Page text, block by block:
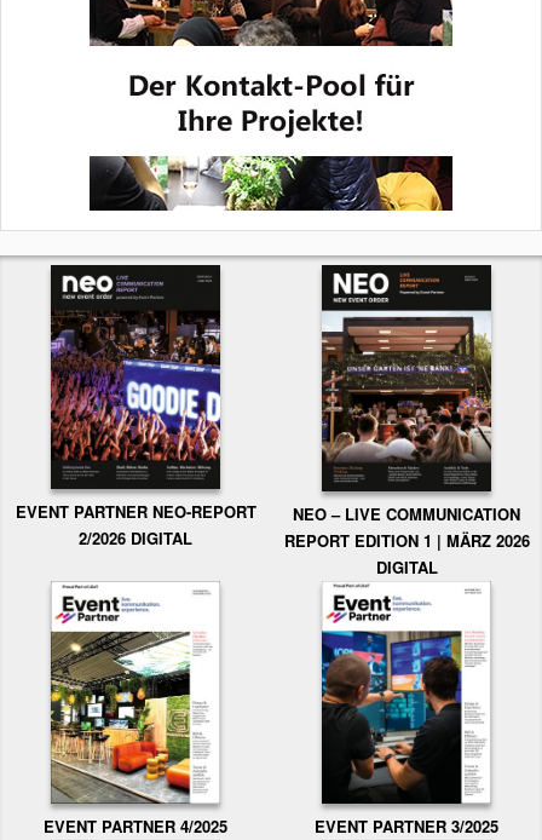
EVENT PARTNER NEO-REPORT
2/2026 DIGITAL
NEO – LIVE COMMUNICATION
REPORT EDITION 1 | MÄRZ 2026
DIGITAL
EVENT PARTNER 4/2025 EVENT PARTNER 3/2025